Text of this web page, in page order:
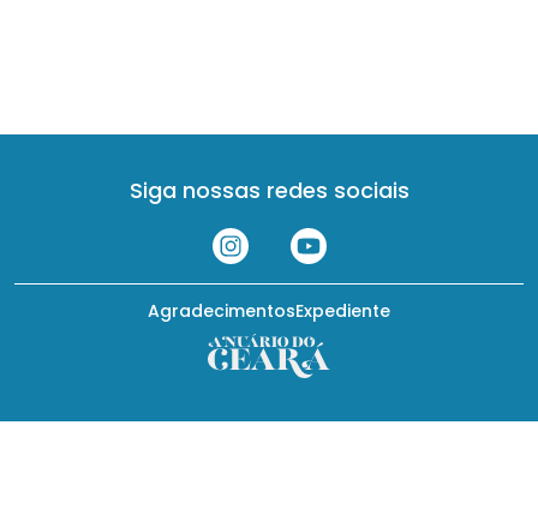
Siga nossas redes sociais
Expediente
Agradecimentos